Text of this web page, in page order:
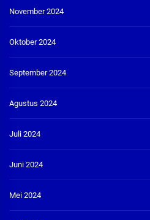
November 2024
Oktober 2024
September 2024
Agustus 2024
Juli 2024
Juni 2024
Mei 2024